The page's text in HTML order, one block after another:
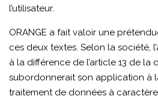
l’utilisateur.
ORANGE a fait valoir une
ces deux textes. Selon la société,
à la différence de l’article 13 de la
subordonnerait son application à
traitement de données à